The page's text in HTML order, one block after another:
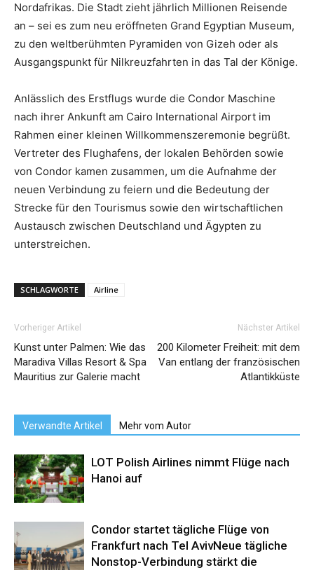
Nordafrikas. Die Stadt zieht jährlich Millionen Reisende
an – sei es zum neu eröffneten Grand Egyptian Museum,
zu den weltberühmten Pyramiden von Gizeh oder als
Ausgangspunkt für Nilkreuzfahrten in das Tal der Könige.
Anlässlich des Erstflugs wurde die Condor Maschine
nach ihrer Ankunft am Cairo International Airport im
Rahmen einer kleinen Willkommenszeremonie begrüßt.
Vertreter des Flughafens, der lokalen Behörden sowie
von Condor kamen zusammen, um die Aufnahme der
neuen Verbindung zu feiern und die Bedeutung der
Strecke für den Tourismus sowie den wirtschaftlichen
Austausch zwischen Deutschland und Ägypten zu
unterstreichen.
SCHLAGWORTE Airline
Vorheriger Artikel
Kunst unter Palmen: Wie das
Maradiva Villas Resort & Spa
Mauritius zur Galerie macht
Nächster Artikel
200 Kilometer Freiheit: mit dem
Van entlang der französischen
Atlantikküste
Verwandte Artikel Mehr vom Autor
LOT Polish Airlines nimmt Flüge nach
Hanoi auf
Condor startet tägliche Flüge von
Frankfurt nach Tel AvivNeue tägliche
Nonstop-Verbindung stärkt die